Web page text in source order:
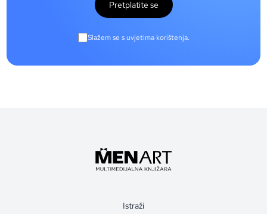
Pretplatite se
Slažem se s uvjetima korištenja.
Istraži